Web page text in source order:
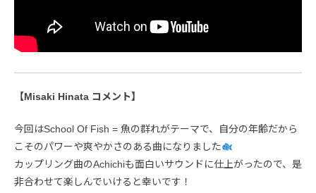
【Misaki Hinata コメント】
今回はSchool Of Fish = 魚の群れがテーマで、自分の年齢だから
こそのパワーや爽やかさのある曲になりました
カップリング曲のAchichiも面白いサウンドに仕上がったので、是
非合わせて楽しんでいけると幸いです！